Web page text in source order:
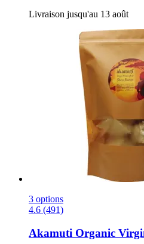
Livraison jusqu'au 13 août
3 options
4.6 (491)
Akamuti Organic